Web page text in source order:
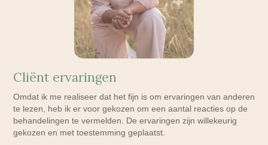
Cliënt ervaringen
Omdat ik me realiseer dat het fijn is om ervaringen van anderen
te lezen, heb ik er voor gekozen om een aantal reacties op de
behandelingen te vermelden. De ervaringen zijn willekeurig
gekozen en met toestemming geplaatst.